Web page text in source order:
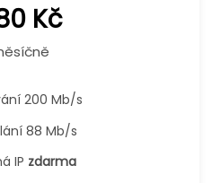
Kč
200 Mb/s
88 Mb/s
IP zdarma